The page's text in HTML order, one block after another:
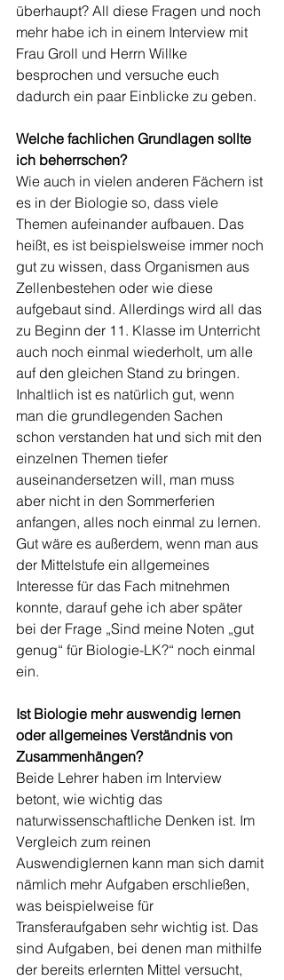
überhaupt? All diese Fragen und noch
mehr habe ich in einem Interview mit
Frau Groll und Herrn Willke
besprochen und versuche euch
dadurch ein paar Einblicke zu geben.
Welche fachlichen Grundlagen sollte
ich beherrschen?
Wie auch in vielen anderen Fächern ist
es in der Biologie so, dass viele
Themen aufeinander aufbauen. Das
heißt, es ist beispielsweise immer noch
gut zu wissen, dass Organismen aus
Zellenbestehen oder wie diese
aufgebaut sind. Allerdings wird all das
zu Beginn der 11. Klasse im Unterricht
auch noch einmal wiederholt, um alle
auf den gleichen Stand zu bringen.
Inhaltlich ist es natürlich gut, wenn
man die grundlegenden Sachen
schon verstanden hat und sich mit den
einzelnen Themen tiefer
auseinandersetzen will, man muss
aber nicht in den Sommerferien
anfangen, alles noch einmal zu lernen.
Gut wäre es außerdem, wenn man aus
der Mittelstufe ein allgemeines
Interesse für das Fach mitnehmen
konnte, darauf gehe ich aber später
bei der Frage „Sind meine Noten „gut
genug“ für Biologie-LK?“ noch einmal
ein.
Ist Biologie mehr auswendig lernen
oder allgemeines Verständnis von
Zusammenhängen?
Beide Lehrer haben im Interview
betont, wie wichtig das
naturwissenschaftliche Denken ist. Im
Vergleich zum reinen
Auswendiglernen kann man sich damit
nämlich mehr Aufgaben erschließen,
was beispielweise für
Transferaufgaben sehr wichtig ist. Das
sind Aufgaben, bei denen man mithilfe
der bereits erlernten Mittel versucht,